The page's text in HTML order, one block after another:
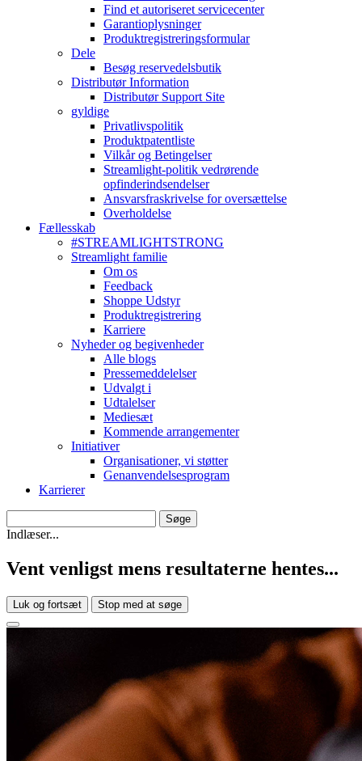
Find et autoriseret servicecenter
Garantioplysninger
Produktregistreringsformular
Dele
Besøg reservedelsbutik
Distributør Information
Distributør Support Site
gyldige
Privatlivspolitik
Produktpatentliste
Vilkår og Betingelser
Streamlight-politik vedrørende
opfinderindsendelser
Ansvarsfraskrivelse for oversættelse
Overholdelse
Fællesskab
#STREAMLIGHTSTRONG
Streamlight familie
Om os
Feedback
Shoppe Udstyr
Produktregistrering
Karriere
Nyheder og begivenheder
Alle blogs
Pressemeddelelser
Udvalgt i
Udtalelser
Mediesæt
Kommende arrangementer
Initiativer
Organisationer, vi støtter
Genanvendelsesprogram
Karrierer
Indlæser...
Vent venligst mens resultaterne hentes...
Luk og fortsæt Stop med at søge